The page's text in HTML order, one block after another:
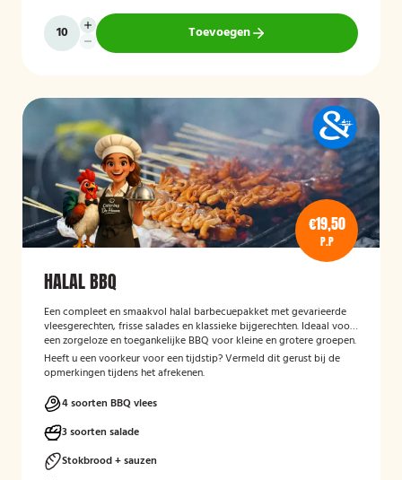
Toevoegen
€19,50
P.P
HALAL BBQ
Een compleet en smaakvol halal barbecuepakket met gevarieerde
vleesgerechten, frisse salades en klassieke bijgerechten. Ideaal voor
een zorgeloze en toegankelijke BBQ voor kleine en grotere groepen.
Heeft u een voorkeur voor een tijdstip? Vermeld dit gerust bij de
opmerkingen tijdens het afrekenen.
4 soorten BBQ vlees
3 soorten salade
Stokbrood + sauzen